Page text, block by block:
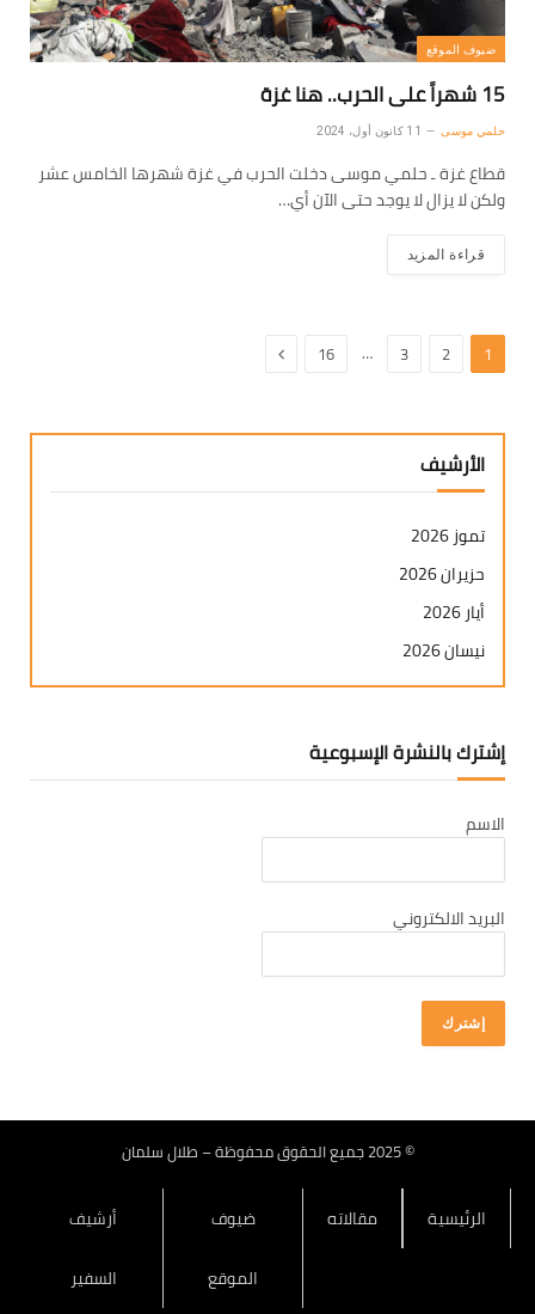
ضيوف الموقع
15 شهراً على الحرب.. هنا غزة
حلمي موسى 11 كانون أول، 2024
قطاع غزة ـ حلمي موسى دخلت الحرب في غزة شهرها الخامس عشر
ولكن لا يزال لا يوجد حتى الآن أي…
قراءة المزيد
1
2
3
…
16 التالي
الأرشيف
تموز 2026
حزيران 2026
أيار 2026
نيسان 2026
آذار 2026
كانون ثاني 2026
تشرين ثاني 2025
تشرين أول 2025
أيلول 2025
تموز 2025
حزيران 2025
كانون ثاني 2025
إشترك بالنشرة الإسبوعية
الاسم
البريد الالكتروني
© 2025 جميع الحقوق محفوظة – طلال سلمان
الرئيسية مقالاته
ضيوف
الموقع
أرشيف
السفير